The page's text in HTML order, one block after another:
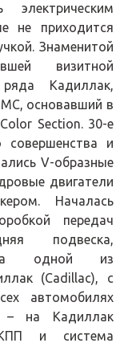
не приходится
Знаменитой
визитной
Кадиллак,
основавший в
Section. 30-е
совершенства и
V-образные
двигатели
Началась
передач
подвеска,
одной из
(Cadillac), с
автомобилях
– на Кадиллак
и система